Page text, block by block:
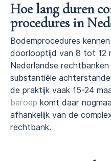
Hoe lang duren
procedures in
Bodemprocedures
doorlooptijd van 8 tot 12
Nederlandse
substantiële
de praktijk vaak 15-24
beroep komt daar
afhankelijk van de
rechtbank.